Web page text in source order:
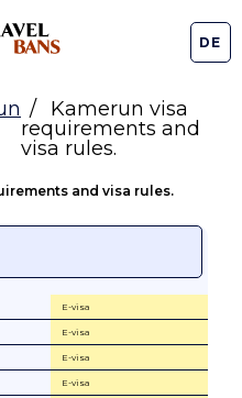
DE
Kamerun visa
requirements and
visa rules.
and visa rules.
E-visa
E-visa
E-visa
E-visa